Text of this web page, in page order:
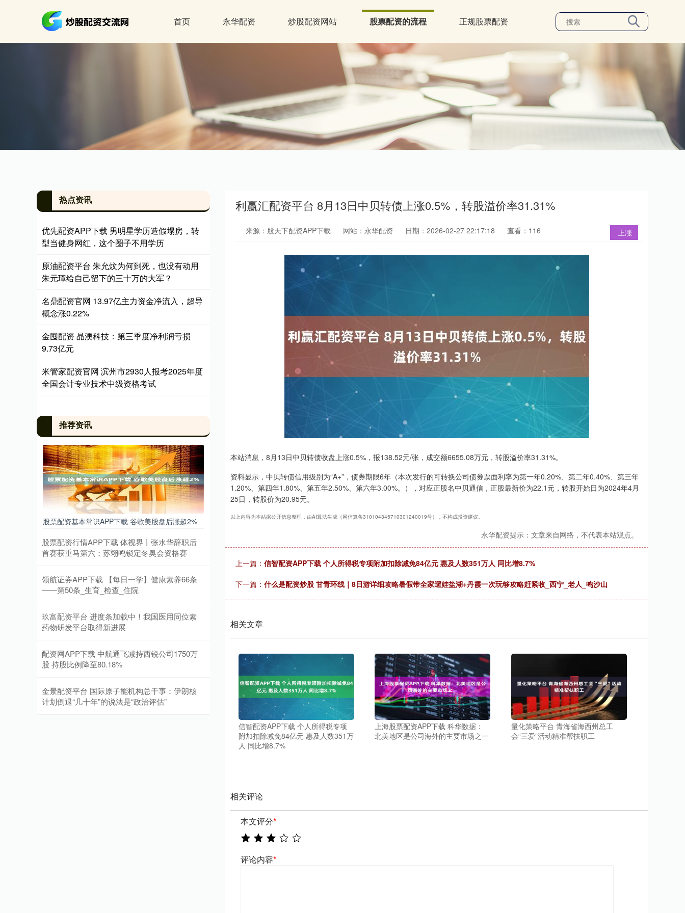
首页 永华配资 炒股配资网站 股票配资的流程 正规股票配资
利赢汇配资平台 8月13日中贝转债上涨0.5%，转股溢价率31.31%
上涨
来源：股天下配资APP下载 网站：永华配资 日期：2026-02-27 22:17:18 查看：116
本站消息，8月13日中贝转债收盘上涨0.5%，报138.52元/张，成交额6655.08万元，转股溢价率31.31%。
资料显示，中贝转债信用级别为“A+”，债券期限6年（本次发行的可转换公司债券票面利率为第一年0.20%、第二年0.40%、第三年
1.20%、第四年1.80%、第五年2.50%、第六年3.00%。），对应正股名中贝通信，正股最新价为22.1元，转股开始日为2024年4月
25日，转股价为20.95元。
以上内容为本站据公开信息整理，由AI算法生成（网信算备310104345710301240019号），不构成投资建议。
永华配资提示：文章来自网络，不代表本站观点。
上一篇： 信智配资APP下载 个人所得税专项附加扣除减免84亿元 惠及人数351万人 同比增8.7%
下一篇： 什么是配资炒股 甘青环线｜8日游详细攻略暑假带全家遛娃盐湖+丹霞一次玩够攻略赶紧收_西宁_老人_鸣沙山
相关文章
信智配资APP下载 个人所得税专项
附加扣除减免84亿元 惠及人数351万
人 同比增8.7%
上海股票配资APP下载 科华数据：
北美地区是公司海外的主要市场之一
量化策略平台 青海省海西州总工
会“三爱”活动精准帮扶职工
相关评论
本文评分*
评论内容*
热点资讯
优先配资APP下载 男明星学历造假塌房，转
型当健身网红，这个圈子不用学历
原油配资平台 朱允炆为何到死，也没有动用
朱元璋给自己留下的三十万的大军？
名鼎配资官网 13.97亿主力资金净流入，超导
概念涨0.22%
金囤配资 晶澳科技：第三季度净利润亏损
9.73亿元
米管家配资官网 滨州市2930人报考2025年度
全国会计专业技术中级资格考试
推荐资讯
股票配资基本常识APP下载 谷歌美股盘后涨超2%
股票配资行情APP下载 体视界丨张水华辞职后
首赛获重马第六；苏翊鸣锁定冬奥会资格赛
领航证券APP下载 【每日一学】健康素养66条
——第50条_生育_检查_住院
玖富配资平台 进度条加载中！我国医用同位素
药物研发平台取得新进展
配资网APP下载 中航通飞减持西锐公司1750万
股 持股比例降至80.18%
金景配资平台 国际原子能机构总干事：伊朗核
计划倒退“几十年”的说法是“政治评估”